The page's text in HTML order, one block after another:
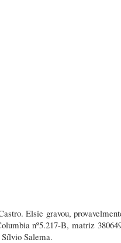
Elsie gravou,
nº5.217-B, matriz
Salema.